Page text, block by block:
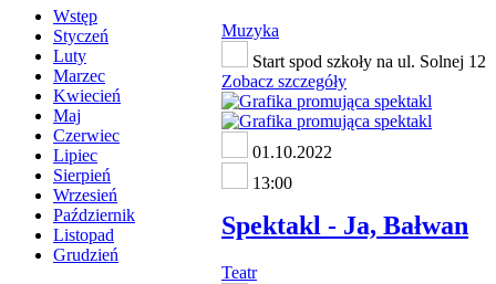
Wstęp
Styczeń
Luty
Marzec
Kwiecień
Maj
Czerwiec
Lipiec
Sierpień
Wrzesień
Październik
Listopad
Grudzień
Muzyka
Start spod szkoły na ul. Solnej 12
Zobacz szczegóły
01.10.2022
13:00
Spektakl - Ja, Bałwan
Teatr